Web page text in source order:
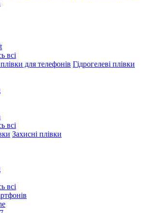
всі
Гідрогелеві плівки
всі
Захисні плівки
всі